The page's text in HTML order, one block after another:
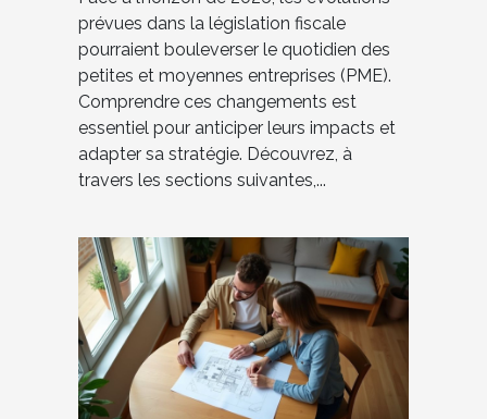
prévues dans la législation fiscale
pourraient bouleverser le quotidien des
petites et moyennes entreprises (PME).
Comprendre ces changements est
essentiel pour anticiper leurs impacts et
adapter sa stratégie. Découvrez, à
travers les sections suivantes,...